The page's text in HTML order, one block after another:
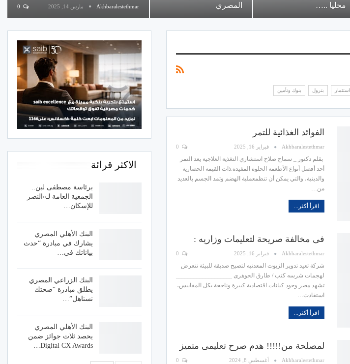
محليا ..…
المصري
Akhbaralestethmar مارس 14, 2025
استثمار بترول بنوك وتأمين
الفوائد الغذائية للتمر
Akhbaralestethmar فبراير 16, 2025
بقلم دكتور _ سماح صلاح استشاري التغذية العلاجية يعد التمر
أحد أفضل أنواع الأطعمة الحلوة المفيدة.ذات القيمة الحضارية
والدينية، والتي يمكن أن تنظمعملية الهضم وتمد الجسم بالعديد
من…
اقرأ أكثر...
فى مخالفة صريحة لتعليمات وزاريه :
Akhbaralestethmar فبراير 16, 2025
شركة تعيد تدوير الزيوت المعدنيه لتصبح صديقة للبيئة تتعرض
لهجمات شرسه كتب / طارق الجوهرى ___________________
تشهد مصر وجود كيانات اقتصادية كبيرة وناجحة بكل المقاييس،
استفادت…
اقرأ أكثر...
لمصلحة من!!!!! هدم صرح تعليمى متميز
Akhbaralestethmar أغسطس 8, 2024
الاكثر قرائة
برئاسة مصطفى لبن..
الجمعية العامة لـ«النصر
للإسكان…
البنك الأهلي المصري
يشارك في مبادرة “حدث
بياناتك في…
البنك الزراعي المصري
يطلق مبادرة “صحتك
تستاهل”…
البنك الأهلي المصري
يحصد ثلاث جوائز ضمن
Digital CX Awards…